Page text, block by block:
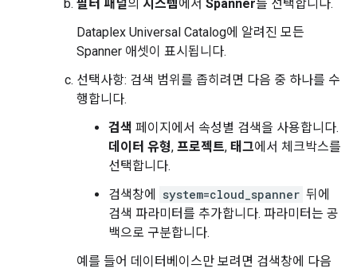
필터 패널의 시스템에서 Spanner를 선택합니다.
Dataplex Universal Catalog에 알려진 모든
Spanner 애셋이 표시됩니다.
선택사항: 검색 범위를 좁히려면 다음 중 하나를 수
행합니다.
검색 페이지에서 속성별 검색을 사용합니다.
데이터 유형, 프로젝트, 태그에서 체크박스를
선택합니다.
검색창에
system=cloud_spanner 뒤에
검색 파라미터를 추가합니다. 파라미터는 공
백으로 구분합니다.
예를 들어 데이터베이스만 보려면 검색창에 다음